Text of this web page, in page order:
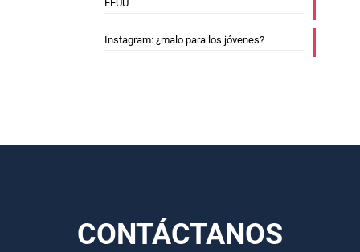
EEUU
Instagram: ¿malo para los jóvenes?
CONTÁCTANOS